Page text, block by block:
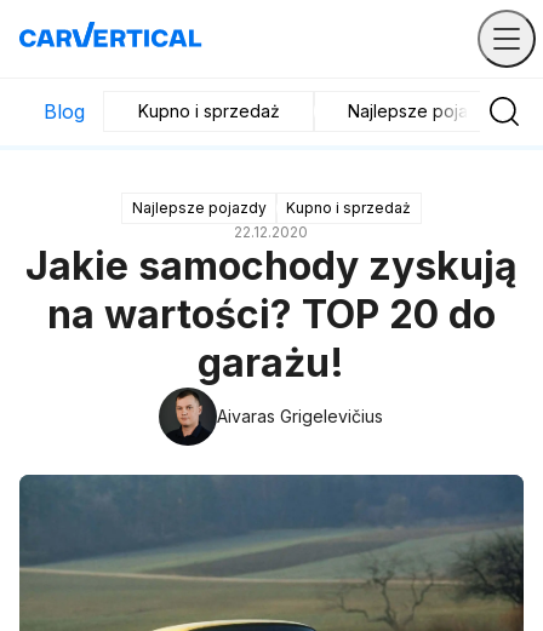
Blog Kupno i sprzedaż Najlepsze pojazdy
Najlepsze pojazdy
Kupno i sprzedaż
22.12.2020
Jakie samochody zyskują
na wartości? TOP 20 do
garażu!
Aivaras Grigelevičius